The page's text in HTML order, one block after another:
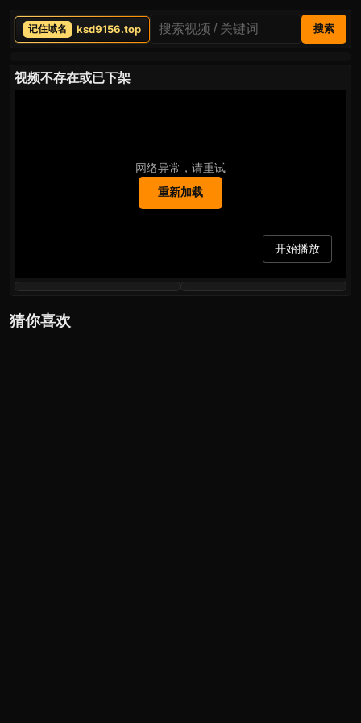
ksd9156.top 搜索
视频不存在或已下架
网络异常，请重试
重新加载
开始播放
猜你喜欢